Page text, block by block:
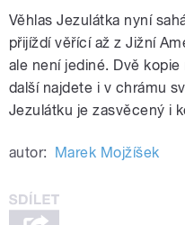
Věhlas Jezulátka nyní
přijíždí věřící až z Jižní
ale není jediné. Dvě kopie
další najdete i v chrámu
Jezulátku je zasvěcený i
autor: Marek Mojžíšek